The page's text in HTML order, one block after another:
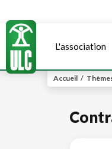
L'association
Accueil /